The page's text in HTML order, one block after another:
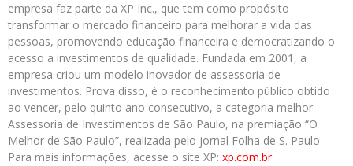
empresa faz parte da XP Inc., que tem como propósito
transformar o mercado financeiro para melhorar a vida das
pessoas, promovendo educação financeira e democratizando o
acesso a investimentos de qualidade. Fundada em 2001, a
empresa criou um modelo inovador de assessoria de
investimentos. Prova disso, é o reconhecimento público obtido
ao vencer, pelo quinto ano consecutivo, a categoria melhor
Assessoria de Investimentos de São Paulo, na premiação “O
Melhor de São Paulo”, realizada pelo jornal Folha de S. Paulo.
Para mais informações, acesse o site XP: xp.com.br